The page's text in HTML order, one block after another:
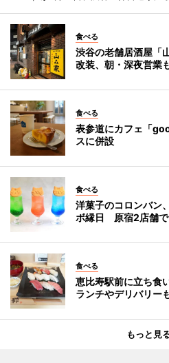
食べる
渋谷の老舗居酒屋「
改装、朝・深夜営業
食べる
表参道にカフェ「
スに併設
食べる
洋菓子のコロンバン
ボ縁日 原宿2店舗で
食べる
恵比寿駅前に立ち食
ランチやデリバリー
もっと見